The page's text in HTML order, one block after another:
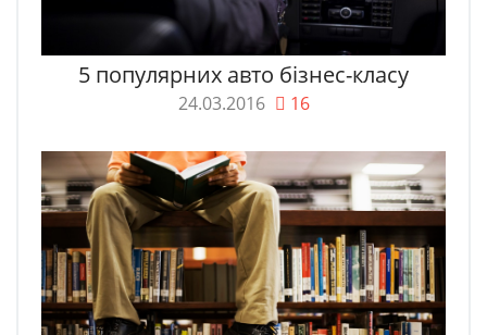
5 популярних авто бізнес-класу
24.03.2016 16